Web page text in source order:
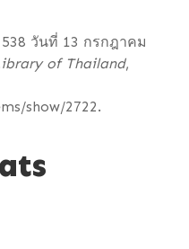
วันที่ 13 กรกฎาคม
of Thailand,
show/2722.